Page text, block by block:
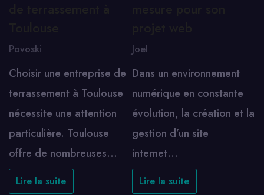
Povoski
Choisir une entreprise de
terrassement à Toulouse
nécessite une attention
particulière. Toulouse
offre de nombreuses…
Lire la suite
Joel
Dans un environnement
numérique en constante
évolution, la création et la
gestion d’un site
internet…
Lire la suite